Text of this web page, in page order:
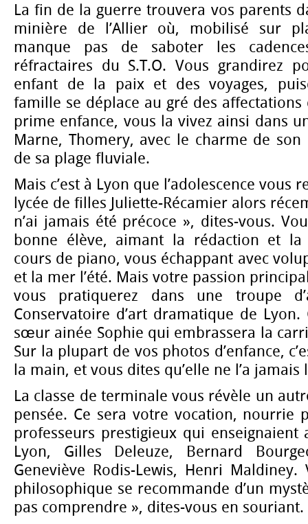
La fin de la guerre trouvera vos parents
minière de l’Allier où, mobilisé sur
manque pas de saboter les
réfractaires du S.T.O. Vous grandirez
enfant de la paix et des voyages,
famille se déplace au gré des affectations
prime enfance, vous la vivez ainsi dans
Marne, Thomery, avec le charme de son
de sa plage fluviale.
Mais c’est à Lyon que l’adolescence
lycée de filles Juliette-Récamier alors
n’ai jamais été précoce », dites-vous.
bonne élève, aimant la rédaction et la
cours de piano, vous échappant avec
et la mer l’été. Mais votre passion
vous pratiquerez dans une troupe
Conservatoire d’art dramatique de Lyon.
sœur ainée Sophie qui embrassera la
Sur la plupart de vos photos d’enfance,
la main, et vous dites qu’elle ne l’a
La classe de terminale vous révèle un
pensée. Ce sera votre vocation, nourrie
professeurs prestigieux qui
Lyon, Gilles Deleuze, Bernard
Geneviève Rodis-Lewis, Henri Maldiney.
philosophique se recommande d’un
pas comprendre », dites-vous en souriant.